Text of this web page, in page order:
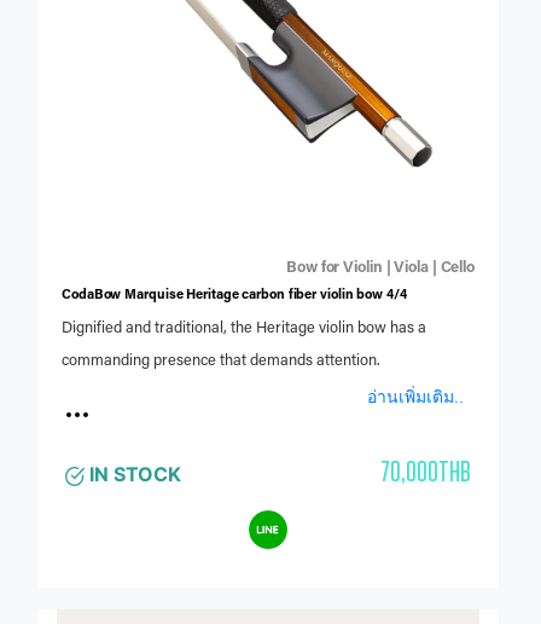
Bow for Violin | Viola | Cello
CodaBow Marquise Heritage carbon fiber violin bow 4/4
Dignified and traditional, the Heritage violin bow has a
commanding presence that demands attention.
อ่านเพิ่มเติม..
IN STOCK 70,000THB